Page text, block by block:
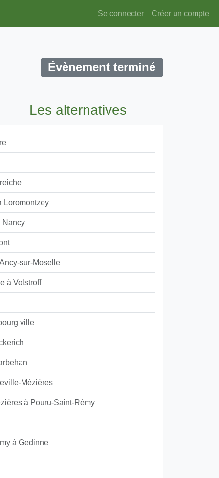
Se connecter Créer un compte
Évènement terminé
Les alternatives
Loromontzey
Nancy
sur-Moselle
à Volstroff
ville
Mézières
à Pouru-Saint-Rémy
à Gedinne